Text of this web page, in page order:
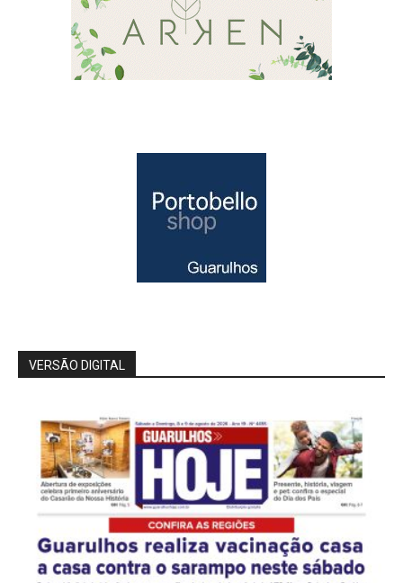
VERSÃO DIGITAL